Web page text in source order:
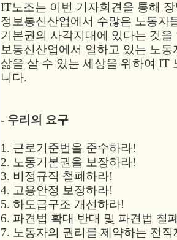
IT노조는 이번 기자회견을 통해
정보통신산업에서 수많은 노동자
기본권의 사각지대에 있다는 것
보통신산업에서 일하고 있는 노
삶을 살 수 있는 세상을 위하여 IT
니다.
- 우리의 요구
1. 근로기준법을 준수하라!
2. 노동기본권을 보장하라!
3. 비정규직 철폐하라!
4. 고용안정 보장하라!
5. 하도급구조 개선하라!
6. 파견법 확대 반대 및 파견법 철
7. 노동자의 권리를 제약하는 전